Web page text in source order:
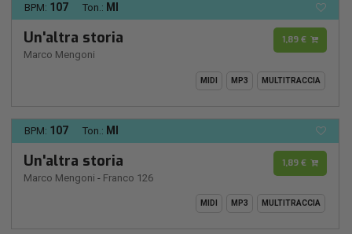
BPM: 107 Ton.: MI
Un'altra storia
Marco Mengoni
1,89 €
MIDI MP3 MULTITRACCIA
BPM: 107 Ton.: MI
Un'altra storia
Marco Mengoni - Franco 126
1,89 €
MIDI MP3 MULTITRACCIA